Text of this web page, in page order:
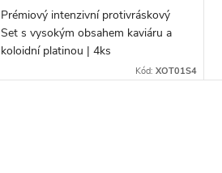
Prémiový intenzivní protivráskový
Set s vysokým obsahem kaviáru a
koloidní platinou | 4ks
Kód: XOT01S4